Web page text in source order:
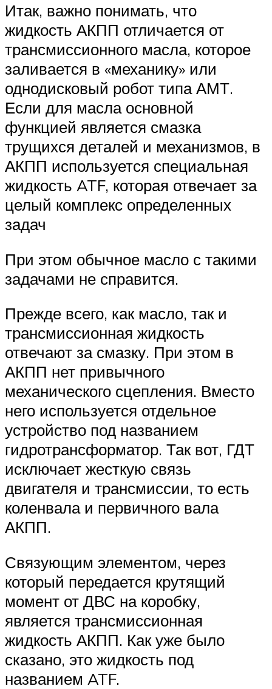
Итак, важно понимать, что
жидкость АКПП отличается от
трансмиссионного масла, которое
заливается в «механику» или
однодисковый робот типа АМТ.
Если для масла основной
функцией является смазка
трущихся деталей и механизмов, в
АКПП используется специальная
жидкость ATF, которая отвечает за
целый комплекс определенных
задач
При этом обычное масло с такими
задачами не справится.
Прежде всего, как масло, так и
трансмиссионная жидкость
отвечают за смазку. При этом в
АКПП нет привычного
механического сцепления. Вместо
него используется отдельное
устройство под названием
гидротрансформатор. Так вот, ГДТ
исключает жесткую связь
двигателя и трансмиссии, то есть
коленвала и первичного вала
АКПП.
Связующим элементом, через
который передается крутящий
момент от ДВС на коробку,
является трансмиссионная
жидкость АКПП. Как уже было
сказано, это жидкость под
названием ATF.